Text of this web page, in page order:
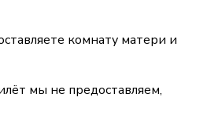
комнату матери и
мы не предоставляем,